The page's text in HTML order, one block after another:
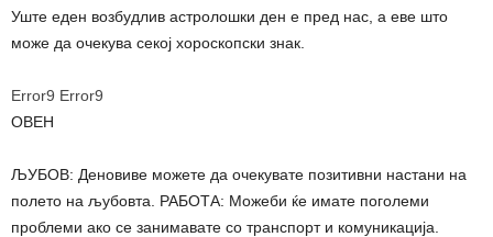
Уште еден возбудлив астролошки ден е пред нас, а еве што
може да очекува секој хороскопски знак.
Error9 Error9
ОВЕН
ЉУБОВ: Деновиве можете да очекувате позитивни настани на
полето на љубовта. РАБОТА: Можеби ќе имате поголеми
проблеми ако се занимавате со транспорт и комуникација.